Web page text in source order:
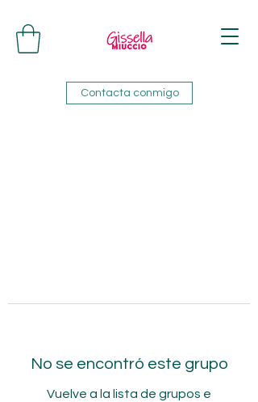
Contacta conmigo
No se encontró este grupo
Vuelve a la lista de grupos e